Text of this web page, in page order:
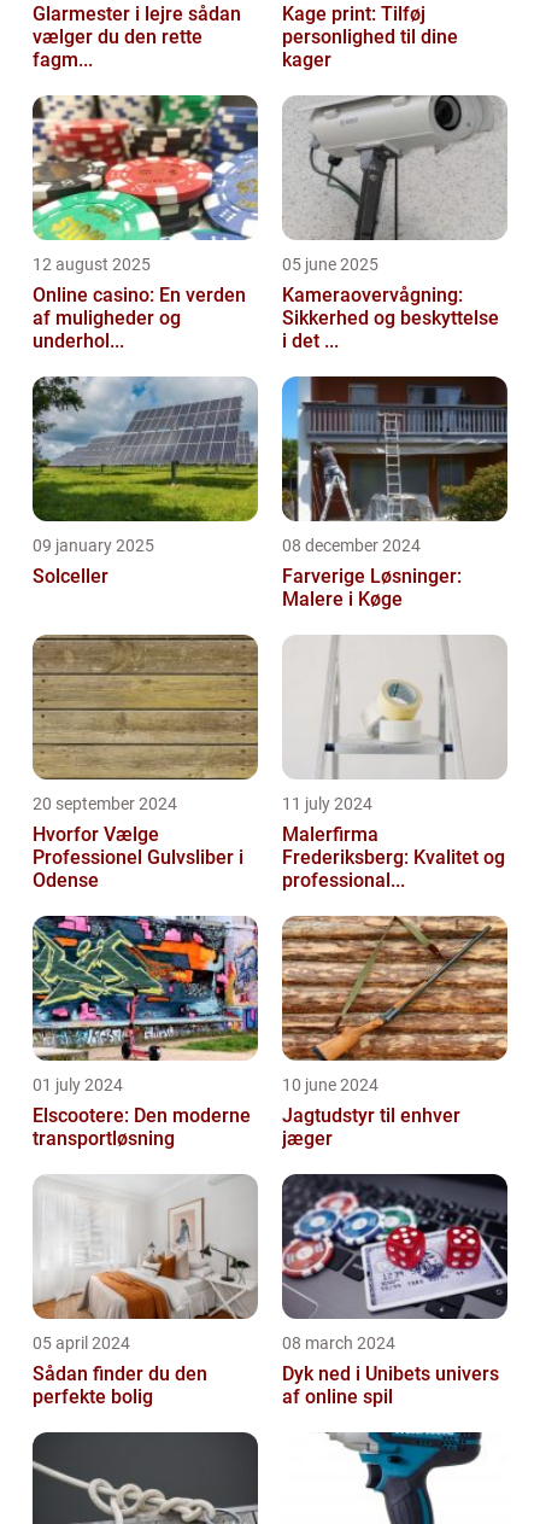
Glarmester i lejre sådan
vælger du den rette
fagm...
Kage print: Tilføj
personlighed til dine
kager
12 august 2025
Online casino: En verden
af muligheder og
underhol...
05 june 2025
Kameraovervågning:
Sikkerhed og beskyttelse
i det ...
09 january 2025
Solceller
08 december 2024
Farverige Løsninger:
Malere i Køge
20 september 2024
Hvorfor Vælge
Professionel Gulvsliber i
Odense
11 july 2024
Malerfirma
Frederiksberg: Kvalitet og
professional...
01 july 2024
Elscootere: Den moderne
transportløsning
10 june 2024
Jagtudstyr til enhver
jæger
05 april 2024
Sådan finder du den
perfekte bolig
08 march 2024
Dyk ned i Unibets univers
af online spil